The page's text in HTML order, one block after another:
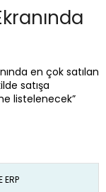
en çok satılan
satışa
listelenecek”
ERP